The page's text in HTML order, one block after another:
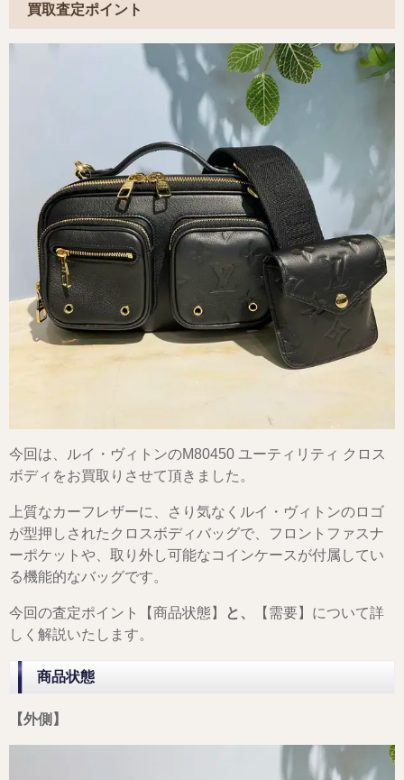
買取査定ポイント
今回は、ルイ・ヴィトンのM80450 ユーティリティ クロス
ボディをお買取りさせて頂きました。
上質なカーフレザーに、さり気なくルイ・ヴィトンのロゴ
が型押しされたクロスボディバッグで、フロントファスナ
ーポケットや、取り外し可能なコインケースが付属してい
る機能的なバッグです。
今回の査定ポイント【商品状態】 と、
【需要】について詳
しく解説いたします。
商品状態
【外側】